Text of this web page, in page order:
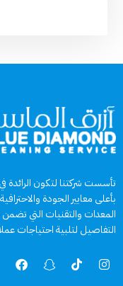
تأسست شركتنا لتكون الرائدة
بأعلى معايير الجودة
المعدات والتقنيات التي تضمن
التفاصيل لتلبية احتياجات